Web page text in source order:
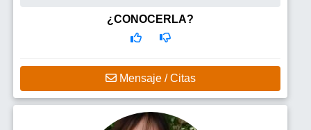
¿CONOCERLA?
Mensaje / Citas